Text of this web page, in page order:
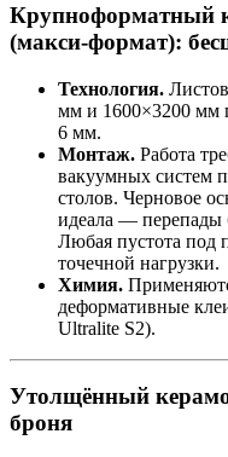
Крупноформатный
(макси‑формат):
Технология.
мм и 1600×3200 мм
6 мм.
Монтаж. Работа
вакуумных систем
столов. Черновое
идеала — перепады
Любая пустота под
точечной нагрузки.
Химия.
деформативные
Ultralite S2).
Утолщённый
броня